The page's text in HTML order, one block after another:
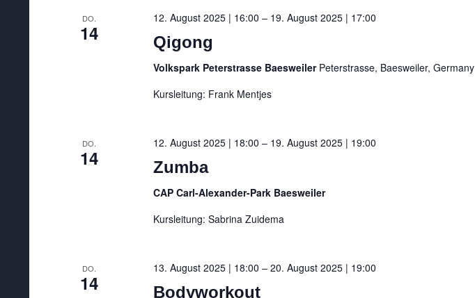
DO.
14
12. August 2025 | 16:00 – 19. August 2025 | 17:00
Qigong
Volkspark Peterstrasse Baesweiler Peterstrasse, Baesweiler, Germany
Kursleitung: Frank Mentjes
DO.
14
12. August 2025 | 18:00 – 19. August 2025 | 19:00
Zumba
CAP Carl-Alexander-Park Baesweiler
Kursleitung: Sabrina Zuidema
DO.
14
13. August 2025 | 18:00 – 20. August 2025 | 19:00
Bodyworkout